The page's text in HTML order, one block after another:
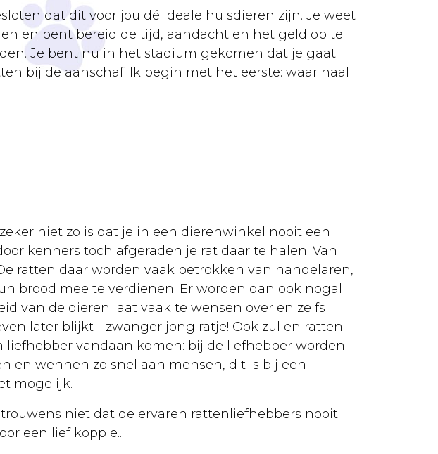
dat dit voor jou dé ideale huisdieren zijn. Je weet
en bent bereid de tijd, aandacht en het geld op te
Je bent nu in het stadium gekomen dat je gaat
bij de aanschaf. Ik begin met het eerste: waar haal
niet zo is dat je in een dierenwinkel nooit een
kenners toch afgeraden je rat daar te halen. Van
ratten daar worden vaak betrokken van handelaren,
brood mee te verdienen. Er worden dan ook nogal
van de dieren laat vaak te wensen over en zelfs
later blijkt - zwanger jong ratje! Ook zullen ratten
vandaan komen: bij de liefhebber worden
en wennen zo snel aan mensen, dit is bij een
mogelijk.
niet dat de ervaren rattenliefhebbers nooit
een lief koppie....